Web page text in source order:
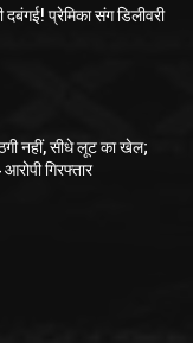
दबंगई! प्रेमिका संग डिलीवरी
नहीं, सीधे लूट का खेल;
गिरफ्तार